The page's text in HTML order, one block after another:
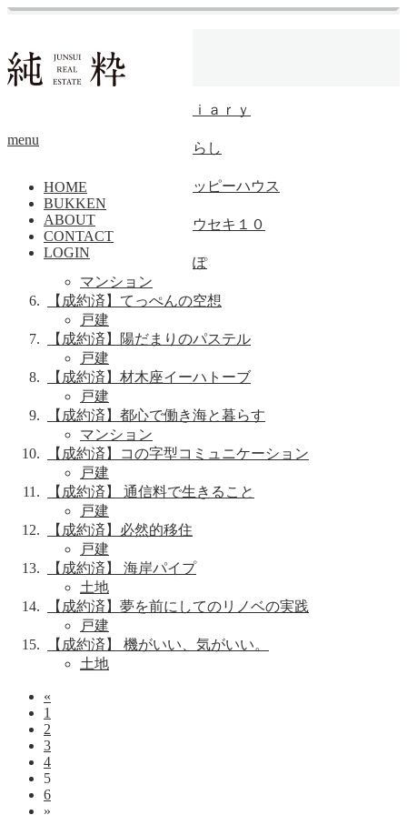
menu
HOME
BUKKEN
ABOUT
CONTACT
LOGIN
物件
海
【成約済】由比ヶ浜ｄｉａｒｙ
【成約済】つながる暮らし
【成約済】太陽燦々ハッピーハウス
戸建
【成約済】ケンペイヨウセキ１０
戸建
【成約済】ミロスさんぽ
マンション
【成約済】てっぺんの空想
戸建
【成約済】陽だまりのパステル
戸建
【成約済】材木座イーハトーブ
戸建
【成約済】都心で働き海と暮らす
マンション
【成約済】コの字型コミュニケーション
戸建
【成約済】 通信料で生きること
戸建
【成約済】必然的移住
戸建
【成約済】 海岸パイプ
土地
【成約済】夢を前にしてのリノベの実践
戸建
【成約済】 機がいい、気がいい。
土地
«
1
2
3
4
5
6
»